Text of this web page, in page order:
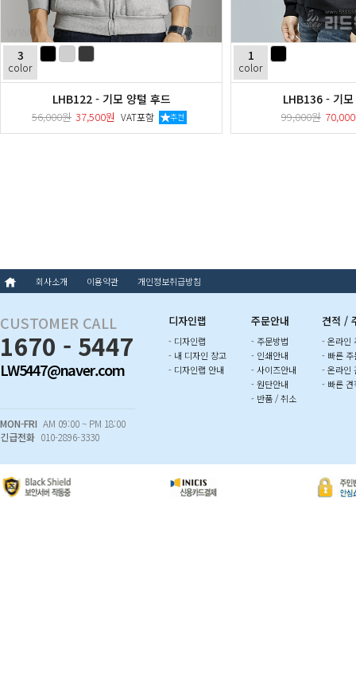
3
color
LHB122 - 기모 양털 후드
56,000원 37,500원 VAT포함 추천
1
color
LHB136 - 기
99,000원
회사소개 이용약관 개인정보취급방침
CUSTOMER CALL
1670 - 5447
LW5447@naver.com
MON-FRI AM 09:00 ~ PM 18:00
긴급전화 010-2896-3330
디자인랩
- 디자인랩
- 내 디자인 창고
- 디자인랩 안내
주문안내
- 주문방법
- 인쇄안내
- 사이즈안내
- 원단안내
- 반품 / 취소
견적 /
- 온라인
- 빠른 주
- 온라인
- 빠른 견